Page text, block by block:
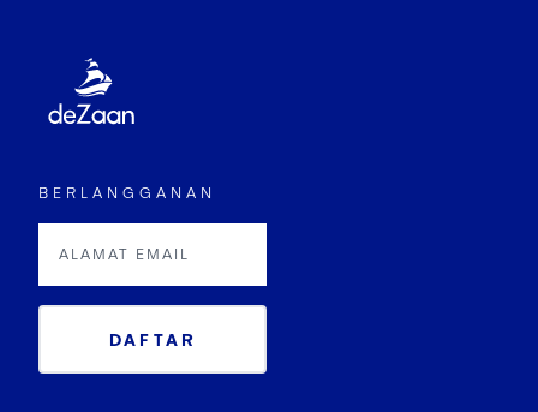
BERLANGGANAN
DAFTAR